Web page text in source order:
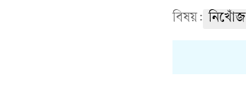
বিষয়: নিখোঁজ